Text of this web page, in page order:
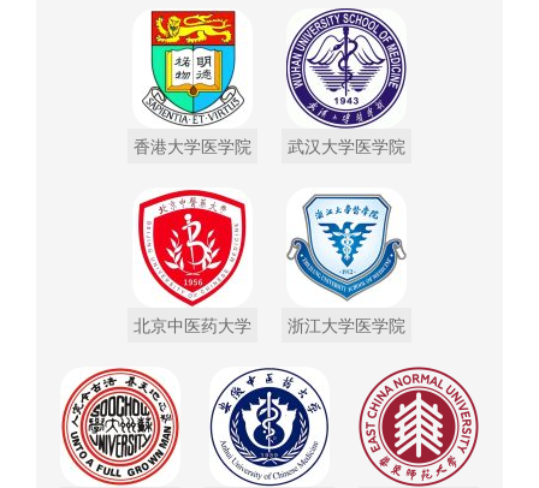
香港大学医学院 武汉大学医学院
北京中医药大学 浙江大学医学院